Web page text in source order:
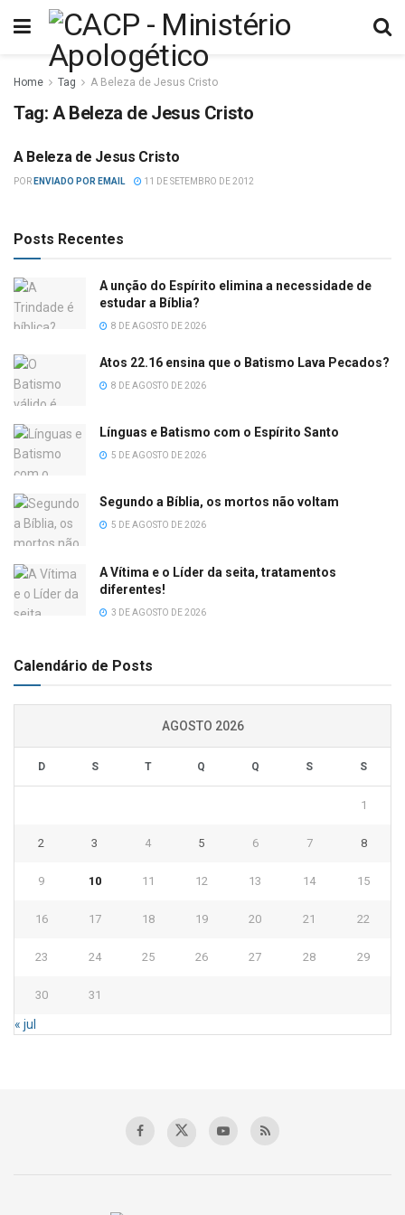
Home Tag A Beleza de Jesus Cristo
Tag: A Beleza de Jesus Cristo
DIVERSOS
A Beleza de Jesus Cristo
POR ENVIADO POR EMAIL 11 DE SETEMBRO DE 2012
Posts Recentes
A unção do Espírito elimina a necessidade de
estudar a Bíblia?
8 DE AGOSTO DE 2026
Atos 22.16 ensina que o Batismo Lava Pecados?
8 DE AGOSTO DE 2026
Línguas e Batismo com o Espírito Santo
5 DE AGOSTO DE 2026
Segundo a Bíblia, os mortos não voltam
5 DE AGOSTO DE 2026
A Vítima e o Líder da seita, tratamentos
diferentes!
3 DE AGOSTO DE 2026
Calendário de Posts
AGOSTO 2026
D S T Q Q S S
1
2 3 4 5 6 7 8
9 10 11 12 13 14 15
16 17 18 19 20 21 22
23 24 25 26 27 28 29
30 31
« jul